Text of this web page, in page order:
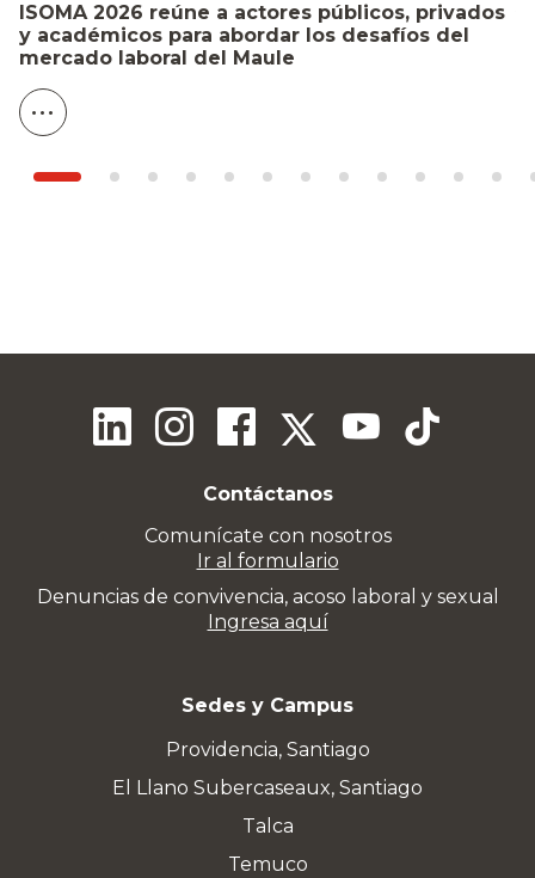
ISOMA 2026 reúne a actores públicos, privados
y académicos para abordar los desafíos del
mercado laboral del Maule
Contáctanos
Comunícate con nosotros
Ir al formulario
Denuncias de convivencia, acoso laboral y sexual
Ingresa aquí
Sedes y Campus
Providencia, Santiago
El Llano Subercaseaux, Santiago
Talca
Temuco